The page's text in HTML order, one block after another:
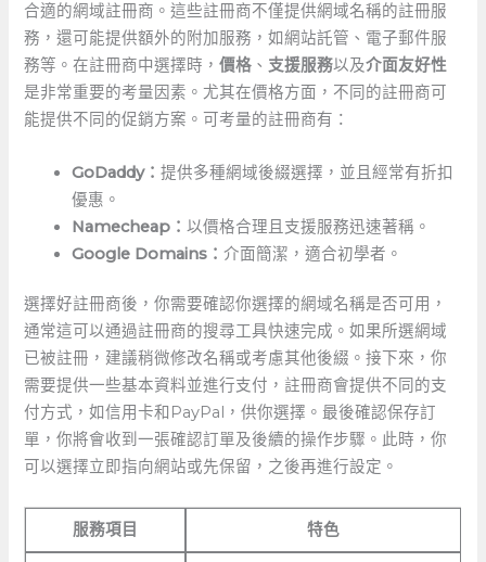
合適的網域註冊商。這些註冊商不僅提供網域名稱的註冊服
務，還可能提供額外的附加服務，如網站託管、電子郵件服
務等。在註冊商中選擇時，價格 、 支援服務以及介面友好性
是非常重要的考量因素。尤其在價格方面，不同的註冊商可
能提供不同的促銷方案。可考量的註冊商有：
GoDaddy：提供多種網域後綴選擇，並且經常有折扣
優惠。
Namecheap：以價格合理且支援服務迅速著稱。
Google Domains：介面簡潔，適合初學者。
選擇好註冊商後，你需要確認你選擇的網域名稱是否可用，
通常這可以通過註冊商的搜尋工具快速完成。如果所選網域
已被註冊，建議稍微修改名稱或考慮其他後綴。接下來，你
需要提供一些基本資料並進行支付，註冊商會提供不同的支
付方式，如信用卡和PayPal，供你選擇。最後確認保存訂
單，你將會收到一張確認訂單及後續的操作步驟。此時，你
可以選擇立即指向網站或先保留，之後再進行設定。
服務項目 特色